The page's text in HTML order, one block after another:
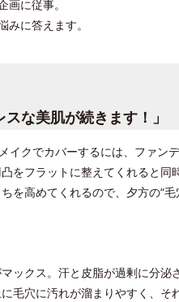
画に従事。
に答えます。
な美肌が続きます！」
イクでカバーするには、ファン
をフラットに整えてくれると同
高めてくれるので、夕方の“毛
ックス。汗と皮脂が過剰に分泌
毛穴に汚れが溜まりやすく、そ